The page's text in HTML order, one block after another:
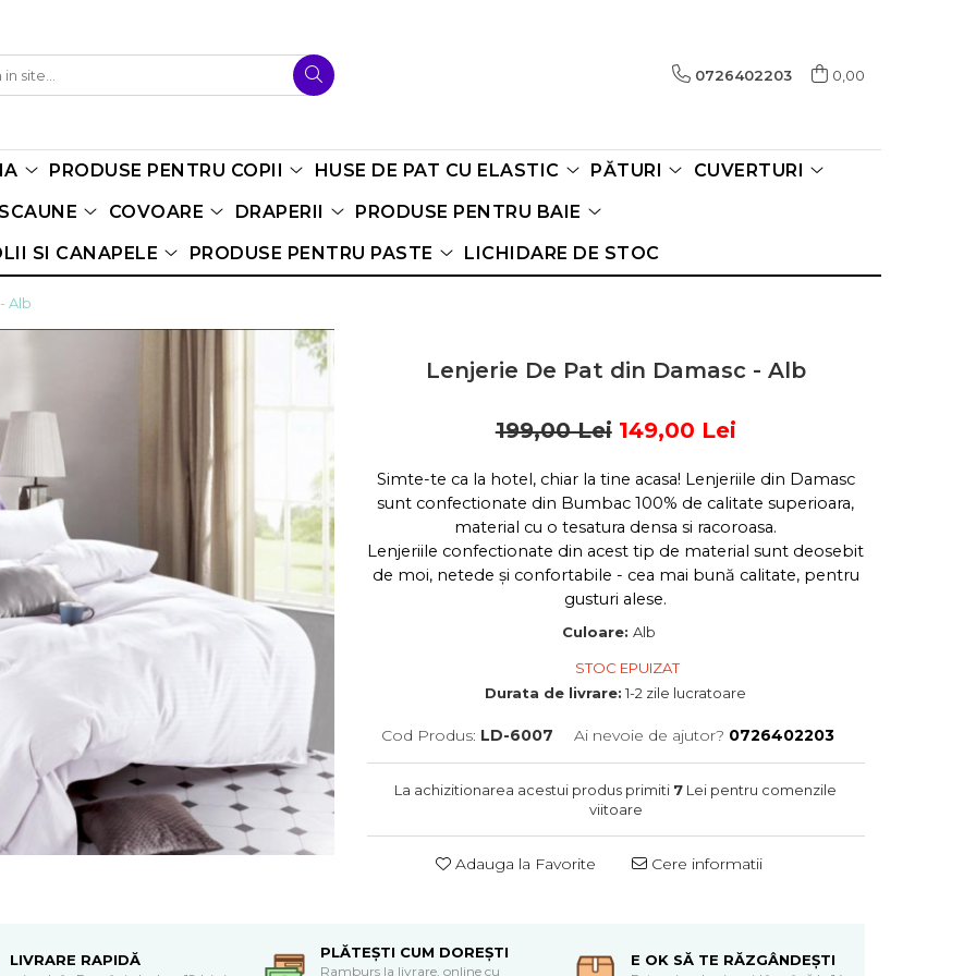
0726402203 0,00
PRODUSE PENTRU COPII HUSE DE PAT CU ELASTIC PĂTURI
CUVERTURI
COVOARE DRAPERII
PRODUSE PENTRU BAIE
SI CANAPELE PRODUSE PENTRU PASTE LICHIDARE DE STOC
Alb
Lenjerie De Pat din Damasc - Alb
199,00 Lei 149,00 Lei
Simte-te ca la hotel, chiar la tine acasa! Lenjeriile din Damasc
sunt confectionate din Bumbac 100% de calitate superioara,
material cu o tesatura densa si racoroasa.
Lenjeriile confectionate din acest tip de material sunt deosebit
de moi, netede şi confortabile - cea mai bună calitate, pentru
gusturi alese.
Culoare: Alb
STOC EPUIZAT
Durata de livrare: 1-2 zile lucratoare
Cod Produs: LD-6007 Ai nevoie de ajutor? 0726402203
La achizitionarea acestui produs primiti 7 Lei pentru comenzile
viitoare
Adauga la Favorite Cere informatii
LIVRARE RAPIDĂ PLĂTEȘTI CUM DOREȘTI
Ramburs la livrare, online cu
E OK SĂ TE RĂZGÂNDEȘTI